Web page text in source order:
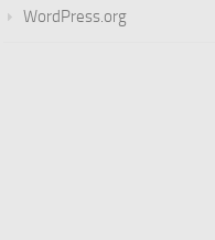
WordPress.org